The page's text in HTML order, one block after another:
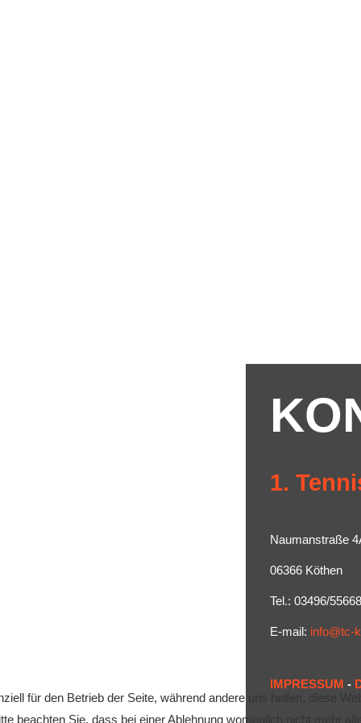
1.
Naumanstraße
06366 Köthen
Tel.: 03496/
E-mail: info@tc-
IMPRESSUM -
für den Betrieb der Seite, während andere uns helfen, diese
beachten Sie, dass bei einer Ablehnung womöglich nicht mehr